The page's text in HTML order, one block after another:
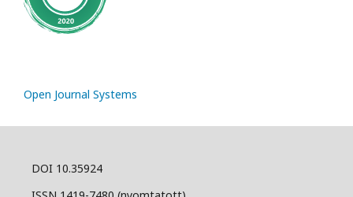
Open Journal Systems
DOI 10.35924